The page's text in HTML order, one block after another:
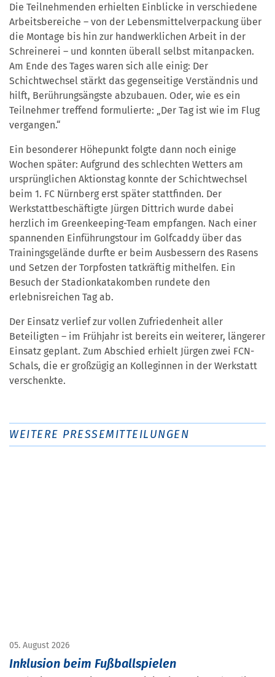
Die Teilnehmenden erhielten Einblicke in verschiedene
Arbeitsbereiche – von der Lebensmittelverpackung über
die Montage bis hin zur handwerklichen Arbeit in der
Schreinerei – und konnten überall selbst mitanpacken.
Am Ende des Tages waren sich alle einig: Der
Schichtwechsel stärkt das gegenseitige Verständnis und
hilft, Berührungsängste abzubauen. Oder, wie es ein
Teilnehmer treffend formulierte: „Der Tag ist wie im Flug
vergangen.“
Ein besonderer Höhepunkt folgte dann noch einige
Wochen später: Aufgrund des schlechten Wetters am
ursprünglichen Aktionstag konnte der Schichtwechsel
beim 1. FC Nürnberg erst später stattfinden. Der
Werkstattbeschäftigte Jürgen Dittrich wurde dabei
herzlich im Greenkeeping-Team empfangen. Nach einer
spannenden Einführungstour im Golfcaddy über das
Trainingsgelände durfte er beim Ausbessern des Rasens
und Setzen der Torpfosten tatkräftig mithelfen. Ein
Besuch der Stadionkatakomben rundete den
erlebnisreichen Tag ab.
Der Einsatz verlief zur vollen Zufriedenheit aller
Beteiligten – im Frühjahr ist bereits ein weiterer, längerer
Einsatz geplant. Zum Abschied erhielt Jürgen zwei FCN-
Schals, die er großzügig an Kolleginnen in der Werkstatt
verschenkte.
WEITERE PRESSEMITTEILUNGEN
05. August 2026
Inklusion beim Fußballspielen